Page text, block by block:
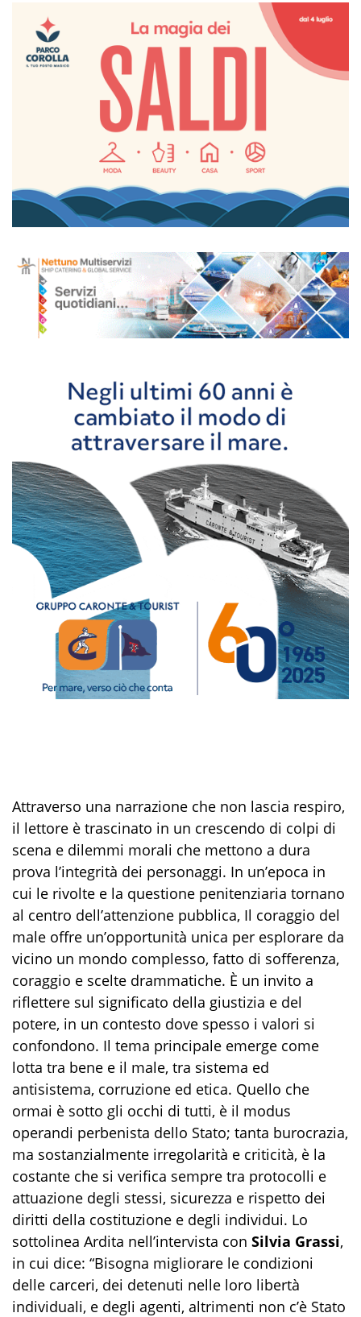
Attraverso una narrazione che non lascia respiro,
il lettore è trascinato in un crescendo di colpi di
scena e dilemmi morali che mettono a dura
prova l’integrità dei personaggi. In un’epoca in
cui le rivolte e la questione penitenziaria tornano
al centro dell’attenzione pubblica, Il coraggio del
male offre un’opportunità unica per esplorare da
vicino un mondo complesso, fatto di sofferenza,
coraggio e scelte drammatiche. È un invito a
riflettere sul significato della giustizia e del
potere, in un contesto dove spesso i valori si
confondono. Il tema principale emerge come
lotta tra bene e il male, tra sistema ed
antisistema, corruzione ed etica. Quello che
ormai è sotto gli occhi di tutti, è il modus
operandi perbenista dello Stato; tanta burocrazia,
ma sostanzialmente irregolarità e criticità, è la
costante che si verifica sempre tra protocolli e
attuazione degli stessi, sicurezza e rispetto dei
diritti della costituzione e degli individui. Lo
sottolinea Ardita nell’intervista con Silvia Grassi,
in cui dice: “Bisogna migliorare le condizioni
delle carceri, dei detenuti nelle loro libertà
individuali, e degli agenti, altrimenti non c’è Stato